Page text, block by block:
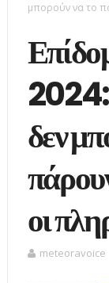
μπορούν να το
2024:
δεν
οι
meteoravoice